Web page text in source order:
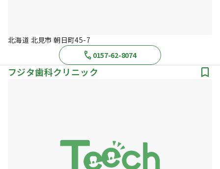
北海道 北見市 朝日町45-7
0157-62-8074
フジタ歯科クリニック